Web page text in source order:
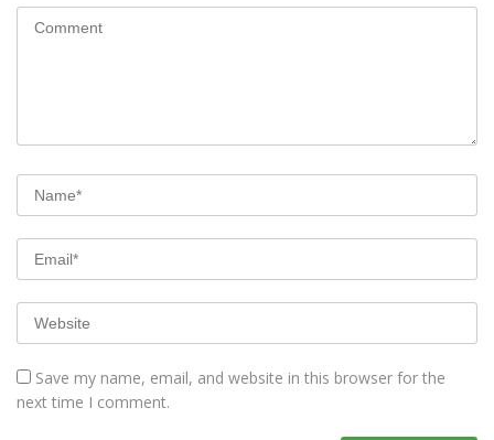
Save my name, email, and website in this browser for the
next time I comment.